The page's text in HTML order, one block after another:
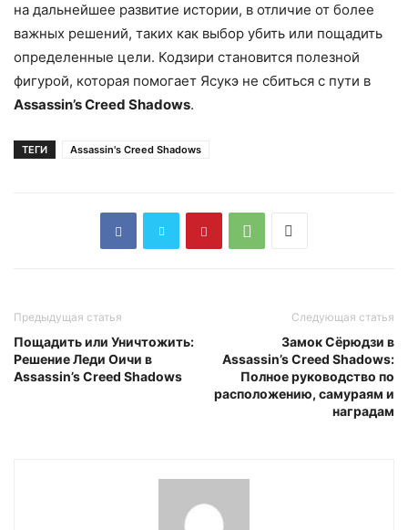
на дальнейшее развитие истории, в отличие от более
важных решений, таких как выбор убить или пощадить
определенные цели. Кодзири становится полезной
фигурой, которая помогает Ясукэ не сбиться с пути в
Assassin’s Creed Shadows.
ТЕГИ Assassin's Creed Shadows
Предыдущая статья
Пощадить или Уничтожить:
Решение Леди Оичи в
Assassin’s Creed Shadows
Следующая статья
Замок Сёрюдзи в
Assassin’s Creed Shadows:
Полное руководство по
расположению, самураям и
наградам